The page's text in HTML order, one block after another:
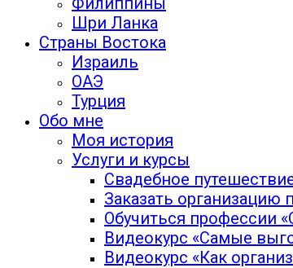
Шри Ланка
Страны Востока
Израиль
ОАЭ
Турция
Обо мне
Моя история
Услуги и курсы
Свадебное
Заказать организацию
Обучиться профессии
Видеокурс «Самые
Видеокурс «Как